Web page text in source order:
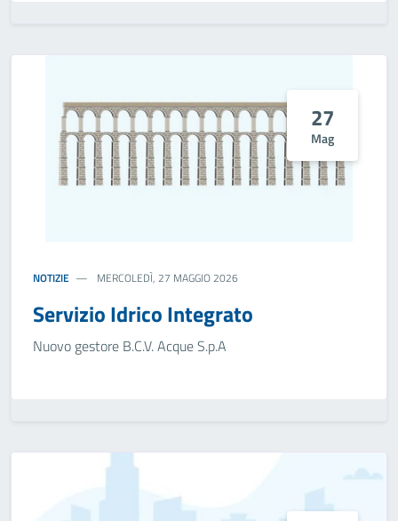
27
Mag
NOTIZIE MERCOLEDÌ, 27 MAGGIO 2026
Servizio Idrico Integrato
Nuovo gestore B.C.V. Acque S.p.A